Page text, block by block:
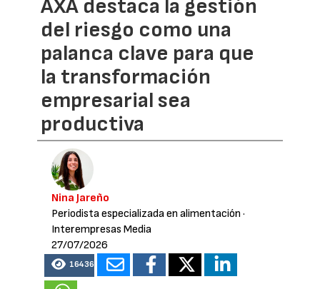
AXA destaca la gestión
del riesgo como una
palanca clave para que
la transformación
empresarial sea
productiva
Nina Jareño
Periodista especializada en alimentación ·
Interempresas Media
27/07/2026
16436